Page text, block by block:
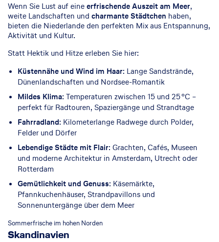
Wenn Sie Lust auf eineerfrischende Auszeit am Meer,
weite Landschaften und charmante Städtchen haben,
bieten die Niederlande den perfekten Mix aus Entspannung,
Aktivität und Kultur.
Statt Hektik und Hitze erleben Sie hier:
Küstennähe und Wind im Haar: Lange Sandstrände,
Dünenlandschaften und Nordsee-Romantik
Mildes Klima: Temperaturen zwischen 15 und 25 °C –
perfekt für Radtouren, Spaziergänge und Strandtage
Fahrradland: Kilometerlange Radwege durch Polder,
Felder und Dörfer
Lebendige Städte mit Flair: Grachten, Cafés, Museen
und moderne Architektur in Amsterdam, Utrecht oder
Rotterdam
Gemütlichkeit und Genuss: Käsemärkte,
Pfannkuchenhäuser, Strandpavillons und
Sonnenuntergänge über dem Meer
Sommerfrische im hohen Norden
Skandinavien